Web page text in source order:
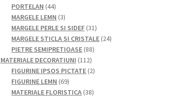
produse
PORTELAN 4444
de
produse
MARGELE LEMN 33
produse
MARGELE PERLE SI SIDEF 3131
de
MARGELE STICLA SI CRISTALE 2424
PIETRE SEMIPRETIOASE 8888
produse
MATERIALE DECORATIUNI 112112
produse
FIGURINE IPSOS PICTATE 22
FIGURINE LEMN 6969
de
MATERIALE FLORISTICA 3838